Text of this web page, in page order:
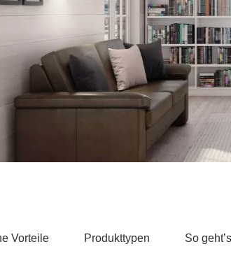
Schiebetür
Schiebetür als Raumteiler
Schiebetür vor einer Nische
Schiebetür als Durchgangstür
Schiebetür für Dachschräge
Vorteile Produkttypen So geht’s